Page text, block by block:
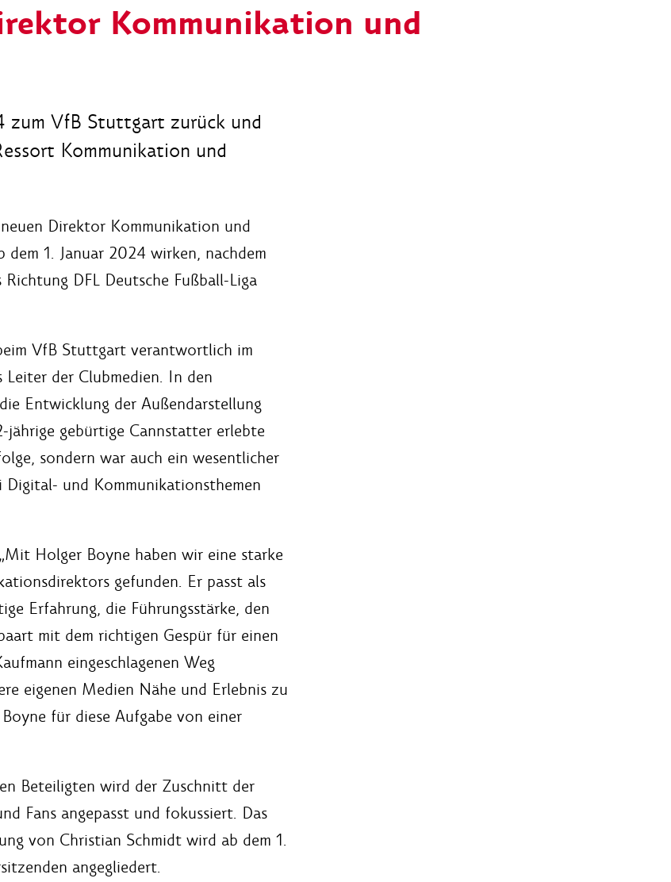
Kommunikation und
zum VfB Stuttgart zurück und
Kommunikation und
Direktor Kommunikation und
1. Januar 2024 wirken, nachdem
DFL Deutsche Fußball-Liga
VfB Stuttgart verantwortlich im
der Clubmedien. In den
Entwicklung der Außendarstellung
gebürtige Cannstatter erlebte
sondern war auch ein wesentlicher
und Kommunikationsthemen
Holger Boyne haben wir eine starke
gefunden. Er passt als
Erfahrung, die Führungsstärke, den
mit dem richtigen Gespür für einen
eingeschlagenen Weg
eigenen Medien Nähe und Erlebnis zu
für diese Aufgabe von einer
Beteiligten wird der Zuschnitt der
Fans angepasst und fokussiert. Das
von Christian Schmidt wird ab dem 1.
angegliedert.